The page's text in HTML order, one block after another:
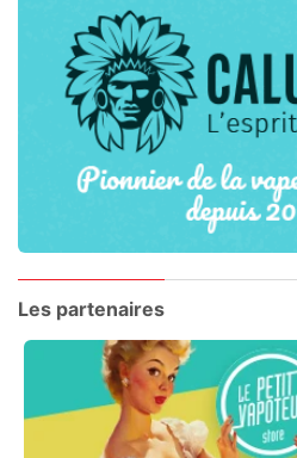
Les partenaires